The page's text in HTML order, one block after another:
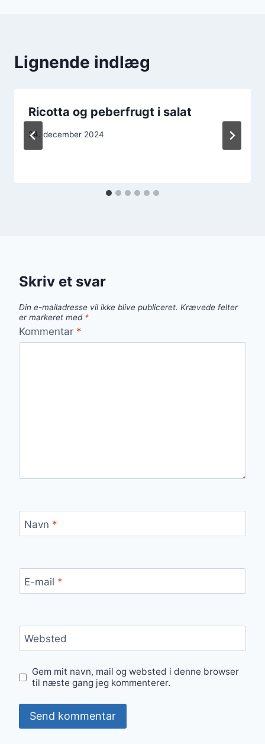
Lignende indlæg
Ricotta og peberfrugt i salat
24. december 2024
Skriv et svar
Din e-mailadresse vil ikke blive publiceret. Krævede felter
er markeret med *
Kommentar *
Navn *
E-mail *
Websted
Gem mit navn, mail og websted i denne browser
til næste gang jeg kommenterer.